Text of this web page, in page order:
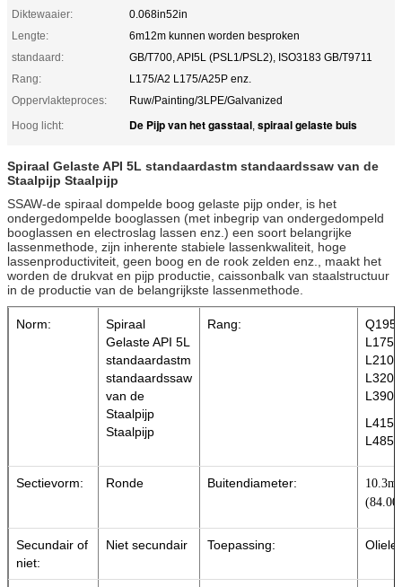
Diktewaaier:
0.068in52in
Lengte:
6m12m kunnen worden besproken
standaard:
GB/T700, API5L (PSL1/PSL2), ISO3183 GB/T9711
Rang:
L175/A2 L175/A25P enz.
Oppervlakteproces:
Ruw/Painting/3LPE/Galvanized
Hoog licht:
De Pijp van het gasstaal, spiraal gelaste buis
Spiraal Gelaste API 5L standaardastm standaardssaw van de
Staalpijp Staalpijp
SSAW-de spiraal dompelde boog gelaste pijp onder, is het
ondergedompelde booglassen (met inbegrip van ondergedompeld
booglassen en electroslag lassen enz.) een soort belangrijke
lassenmethode, zijn inherente stabiele lassenkwaliteit, hoge
lassenproductiviteit, geen boog en de rook zelden enz., maakt het
worden de drukvat en pijp productie, caissonbalk van staalstructuur
in de productie van de belangrijkste lassenmethode.
Norm:
Spiraal
Gelaste API 5L
standaardastm
standaardssaw
van de
Staalpijp
Staalpijp
Rang:
L175/
L210/
L320/
L390/
L415/
L485/
Sectievorm: Ronde Buitendiameter:
Secundair of
niet:
Niet secundair Toepassing: